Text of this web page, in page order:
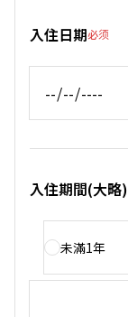
入住日期必须
入住期間(大略)
未滿1年